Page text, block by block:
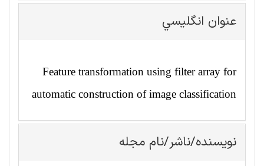
عنوان انگليسي
Feature transformation using filter array for
automatic construction of image classification
نویسنده/ناشر/نام مجله